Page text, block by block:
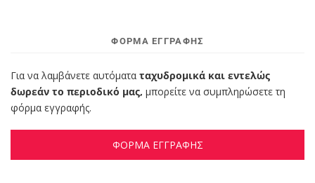
ΦΌΡΜΑ ΕΓΓΡΑΦΉΣ
Για να λαμβάνετε αυτόματα ταχυδρομικά και εντελώς
δωρεάν το περιοδικό μας, μπορείτε να συμπληρώσετε τη
φόρμα εγγραφής.
ΦΟΡΜΑ ΕΓΓΡΑΦΗΣ